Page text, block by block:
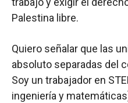
Palestina libre.
Quiero señalar que las
absoluto separadas del
Soy un trabajador en
ingeniería y